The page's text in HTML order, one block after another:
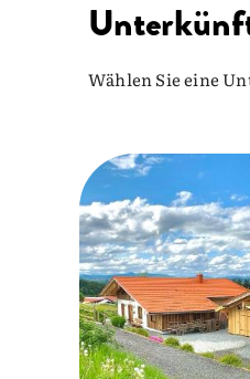
Wählen Sie eine